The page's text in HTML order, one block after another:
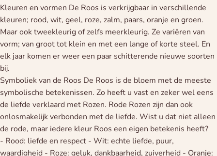
Kleuren en vormen De Roos is verkrijgbaar in verschillende
kleuren; rood, wit, geel, roze, zalm, paars, oranje en groen.
Maar ook tweekleurig of zelfs meerkleurig. Ze variëren van
vorm; van groot tot klein en met een lange of korte steel. En
elk jaar komen er weer een paar schitterende nieuwe soorten
bij.
Symboliek van de Roos De Roos is de bloem met de meeste
symbolische betekenissen. Zo heeft u vast en zeker wel eens
de liefde verklaard met Rozen. Rode Rozen zijn dan ook
onlosmakelijk verbonden met de liefde. Wist u dat niet alleen
de rode, maar iedere kleur Roos een eigen betekenis heeft?
- Rood: liefde en respect - Wit: echte liefde, puur,
waardigheid - Roze: geluk, dankbaarheid, zuiverheid - Oranje: